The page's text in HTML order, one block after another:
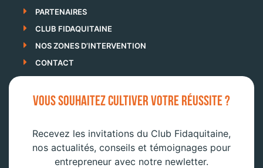
PARTENAIRES
CLUB FIDAQUITAINE
NOS ZONES D’INTERVENTION
CONTACT
VOUS SOUHAITEZ CULTIVER VOTRE RÉUSSITE ?
Recevez les invitations du Club Fidaquitaine,
nos actualités, conseils et témoignages pour
entrepreneur avec notre newletter.